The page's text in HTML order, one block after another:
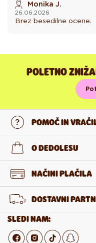
Monika J.
26.06.2026
Brez besedilne ocene.
POLETNO
POMOČ IN
Stopi v stik z nami
Vračilo in reklamacija
Odstop od pogodbe
O DEDOLESU
O nas
Veleprodaja
NAČINI PLAČILA
DOSTAVNI
SLEDI NAM: